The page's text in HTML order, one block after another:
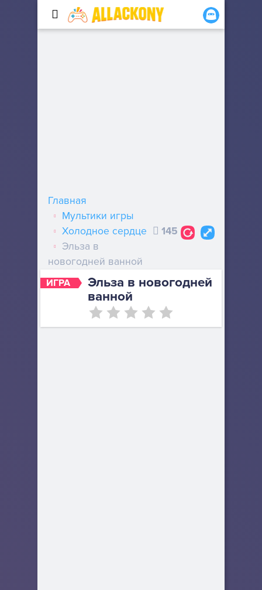
ИГРА
Эльза в новогодней
ванной
Главная
Мультики игры
Холодное сердце
Эльза в
новогодней ванной
145